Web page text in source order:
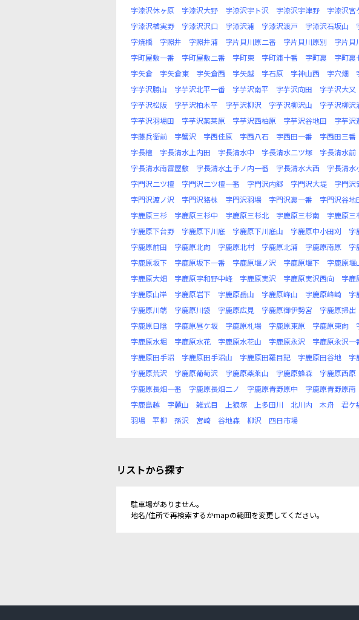
字漆沢休ヶ原
字漆沢大野 字漆沢宇ト沢 字漆沢宇津野 字漆沢宮
字漆沢楢実野
字漆沢沢口 字漆沢浦 字漆沢渡戸 字漆沢石坂山
字焼橋
字照井 字照井浦 字片貝川原二番 字片貝川原別 字片貝
字町屋敷一番
字町屋敷二番 字町東 字町浦十番 字町裏 字町裏
字矢倉
字矢倉東 字矢倉西 字矢越 字石原 字神山西 字穴畑
字芋沢勝山
字芋沢北平一番 字芋沢南平 字芋沢向田 字芋沢大又
字芋沢松阪
字芋沢柏木平 字芋沢柳沢 字芋沢柳沢山 字芋沢柳沢
字芋沢羽場田
字芋沢薬莱原 字芋沢西柏原 字芋沢谷地田 字芋沢
字藤兵衛前
字蟹沢 字西佳原 字西八石 字西田一番 字西田三番
字長檀
字長清水上内田 字長清水中 字長清水二ツ塚 字長清水前
字長清水南雷屋敷
字長清水土手ノ内一番 字長清水大西 字長清水
字門沢二ツ檀
字門沢二ツ檀一番 字門沢内郷 字門沢大堤 字門沢
字門沢渡ノ沢
字門沢狢株 字門沢羽場 字門沢裏一番 字門沢谷地
字鹿原三杉
字鹿原三杉中 字鹿原三杉北 字鹿原三杉南 字鹿原三
字鹿原下台野
字鹿原下川底 字鹿原下川底山 字鹿原中小田刈 字
字鹿原前田
字鹿原北向 字鹿原北村 字鹿原北浦 字鹿原南原 字
字鹿原坂下
字鹿原坂下一番 字鹿原堰ノ沢 字鹿原堰下 字鹿原堰
字鹿原大畑
字鹿原宇和野中峰 字鹿原実沢 字鹿原実沢西向 字鹿
字鹿原山岸
字鹿原岩下 字鹿原岳山 字鹿原峰山 字鹿原峰崎 字
字鹿原川端
字鹿原川袋 字鹿原広見 字鹿原御伊勢宮 字鹿原掃出
字鹿原日陰
字鹿原昼ケ坂 字鹿原札場 字鹿原東原 字鹿原東向
字鹿原水堀
字鹿原水花 字鹿原水花山 字鹿原永沢 字鹿原永沢一
字鹿原田手沼
字鹿原田手沼山 字鹿原田羅目記 字鹿原田谷地 字
字鹿原荒沢
字鹿原葡萄沢 字鹿原薬莱山 字鹿原蜂森 字鹿原西原
字鹿原長畑一番
字鹿原長畑二ノ 字鹿原青野原中 字鹿原青野原南
字鹿島越
字麓山 雑式目 上狼塚 上多田川 北川内 木舟 君ケ
羽場
平柳 孫沢 宮崎 谷地森 柳沢 四日市場
リストから探す
駐車場がありません。
地名/住所で再検索するかmapの範囲を変更してください。